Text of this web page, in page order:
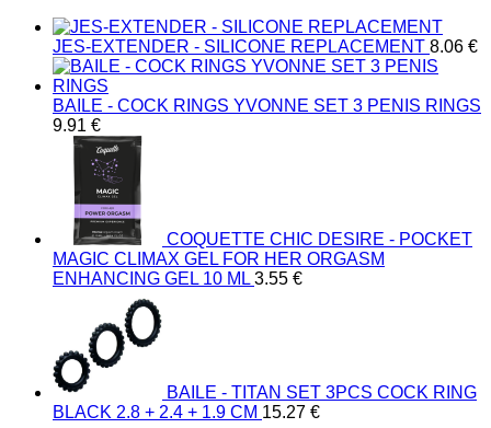
JES-EXTENDER - SILICONE REPLACEMENT 8.06 €
BAILE - COCK RINGS YVONNE SET 3 PENIS RINGS
9.91 €
COQUETTE CHIC DESIRE - POCKET
MAGIC CLIMAX GEL FOR HER ORGASM
ENHANCING GEL 10 ML 3.55 €
BAILE - TITAN SET 3PCS COCK RING
BLACK 2.8 + 2.4 + 1.9 CM 15.27 €